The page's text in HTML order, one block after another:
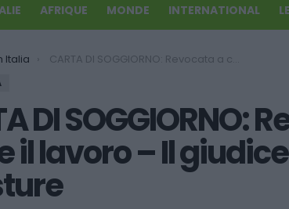
AFRIQUE MONDE INTERNATIONAL
Italia
CARTA DI SOGGIORNO: Revocata a chi perde il lavoro – Il giudice ferma le Questure
DI SOGGIORNO:
il lavoro – Il